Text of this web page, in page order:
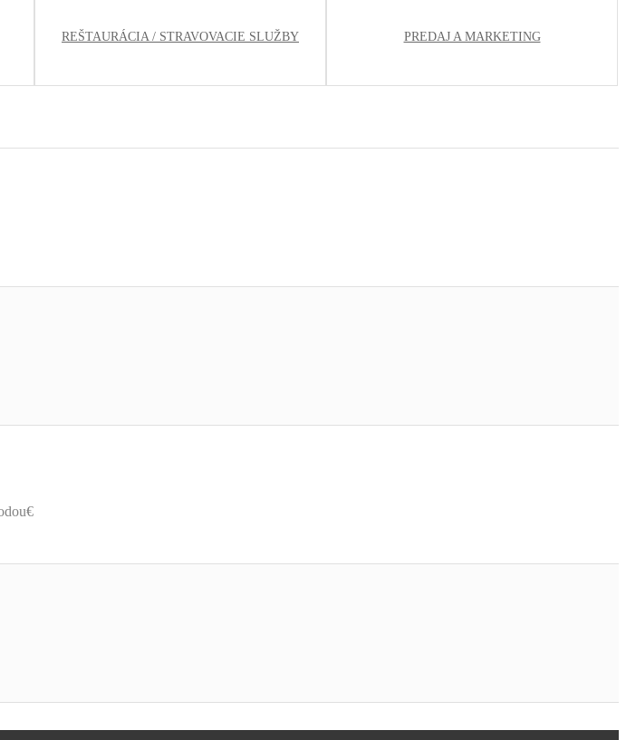
REŠTAURÁCIA / STRAVOVACIE SLUŽBY PREDAJ A MARKETING